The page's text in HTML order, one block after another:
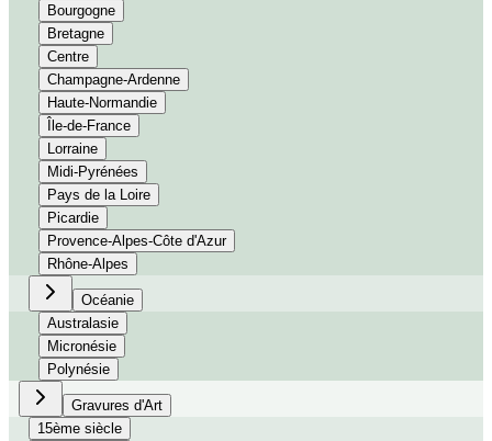
Bourgogne
Bretagne
Centre
Champagne-Ardenne
Haute-Normandie
Île-de-France
Lorraine
Midi-Pyrénées
Pays de la Loire
Picardie
Provence-Alpes-Côte d'Azur
Rhône-Alpes
Océanie
Australasie
Micronésie
Polynésie
Gravures d'Art
15ème siècle